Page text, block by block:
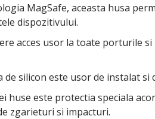
MagSafe, aceasta husa
dispozitivului.
acces usor la toate porturile
de silicon este usor de instalat
huse este protectia speciala
zgarieturi si impacturi.